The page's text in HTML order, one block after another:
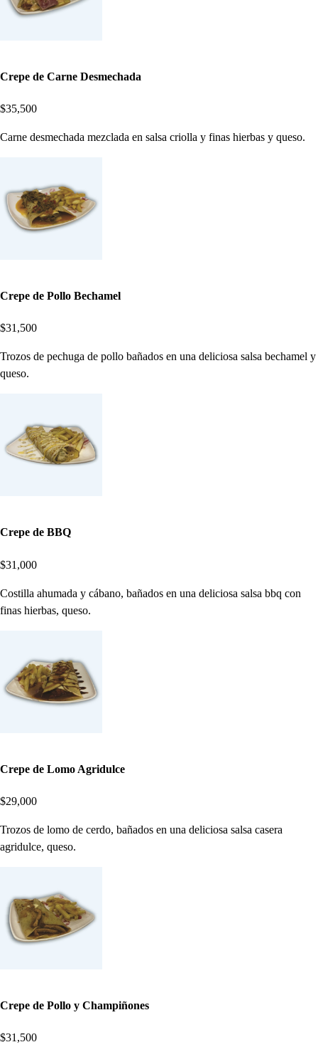
Crepe de Carne Desmechada
$35,500
Carne desmechada mezclada en salsa criolla y finas hierbas y queso.
Crepe de Pollo Bechamel
$31,500
Trozos de pechuga de pollo bañados en una deliciosa salsa bechamel y
queso.
Crepe de BBQ
$31,000
Costilla ahumada y cábano, bañados en una deliciosa salsa bbq con
finas hierbas, queso.
Crepe de Lomo Agridulce
$29,000
Trozos de lomo de cerdo, bañados en una deliciosa salsa casera
agridulce, queso.
Crepe de Pollo y Champiñones
$31,500